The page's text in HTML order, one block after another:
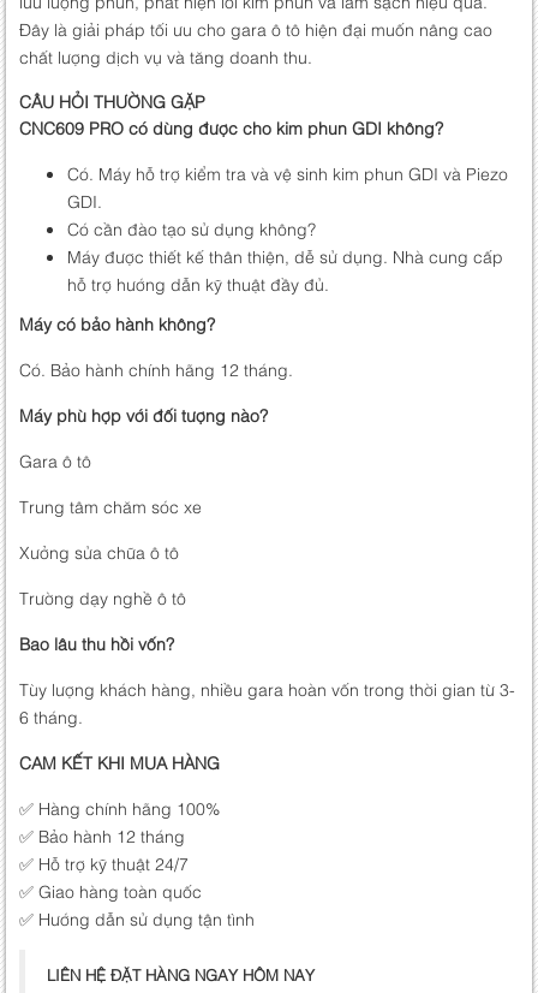
Đây là giải pháp tối ưu cho gara ô tô hiện đại muốn nâng cao
chất lượng dịch vụ và tăng doanh thu.
CÂU HỎI THƯỜNG GẶP
CNC609 PRO có dùng được cho kim phun GDI không?
Có. Máy hỗ trợ kiểm tra và vệ sinh kim phun GDI và Piezo
GDI.
Có cần đào tạo sử dụng không?
Máy được thiết kế thân thiện, dễ sử dụng. Nhà cung cấp
hỗ trợ hướng dẫn kỹ thuật đầy đủ.
Máy có bảo hành không?
Có. Bảo hành chính hãng 12 tháng.
Máy phù hợp với đối tượng nào?
Gara ô tô
Trung tâm chăm sóc xe
Xưởng sửa chữa ô tô
Trường dạy nghề ô tô
Bao lâu thu hồi vốn?
Tùy lượng khách hàng, nhiều gara hoàn vốn trong thời gian từ 3-
6 tháng.
CAM KẾT KHI MUA HÀNG
✅ Hàng chính hãng 100%
✅ Bảo hành 12 tháng
✅ Hỗ trợ kỹ thuật 24/7
✅ Giao hàng toàn quốc
✅ Hướng dẫn sử dụng tận tình
LIÊN HỆ ĐẶT HÀNG NGAY HÔM NAY